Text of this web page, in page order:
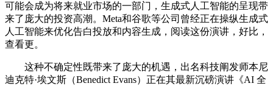
可能会成为将来就业市场的一部门，生成式人工智能的呈现带
来了庞大的投资高潮。Meta和谷歌等公司曾经正在操纵生成式
人工智能来优化告白投放和内容生成，阅读这份演讲，好比，
查看更。
这种不确定性既带来了庞大的机遇，出名科技阐发师本尼
迪克特·埃文斯（Benedict Evans）正在其最新沉磅演讲《AI 全